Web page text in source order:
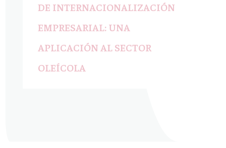
DE INTERNACIONALIZACIÓN
EMPRESARIAL: UNA
APLICACIÓN AL SECTOR
OLEÍCOLA